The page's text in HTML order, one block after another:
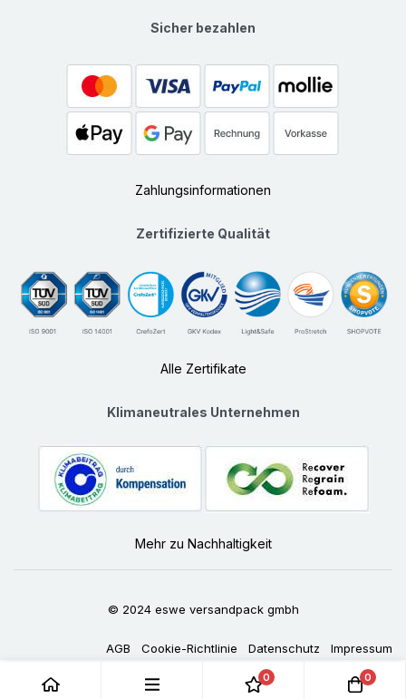
Sicher bezahlen
Zahlungsinformationen
Zertifizierte Qualität
Alle Zertifikate
Klimaneutrales Unternehmen
Mehr zu Nachhaltigkeit
© 2024 eswe versandpack gmbh
AGB Cookie-Richtlinie Datenschutz Impressum
0 0